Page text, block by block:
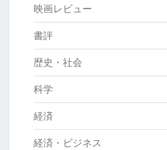
映画レビュー
書評
歴史・社会
科学
経済
経済・ビジネス